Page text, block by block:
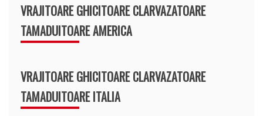
VRAJITOARE GHICITOARE CLARVAZATOARE
TAMADUITOARE AMERICA
VRAJITOARE GHICITOARE CLARVAZATOARE
TAMADUITOARE ITALIA